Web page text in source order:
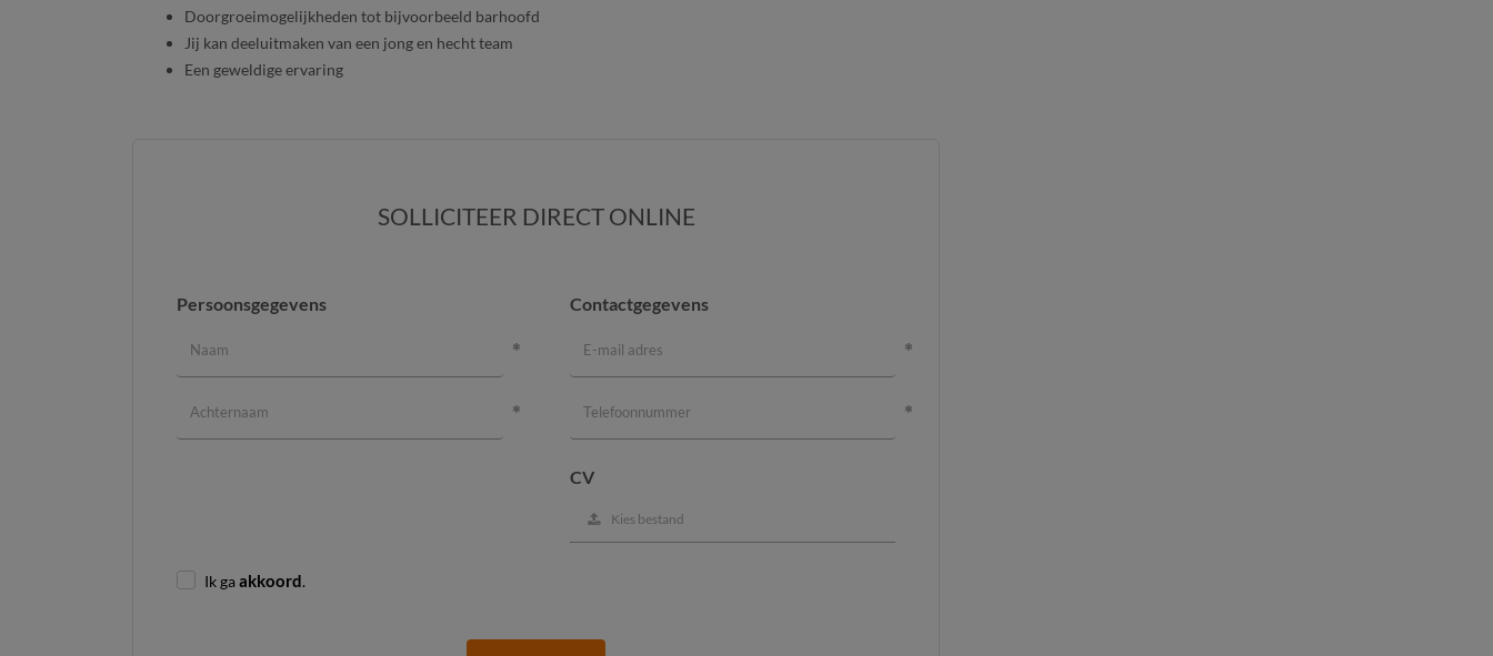
Doorgroeimogelijkheden tot bijvoorbeeld barhoofd
Jij kan deeluitmaken van een jong en hecht team
Een geweldige ervaring
SOLLICITEER DIRECT ONLINE
Persoonsgegevens Contactgegevens
CV
Kies bestand
Ik gaakkoord.